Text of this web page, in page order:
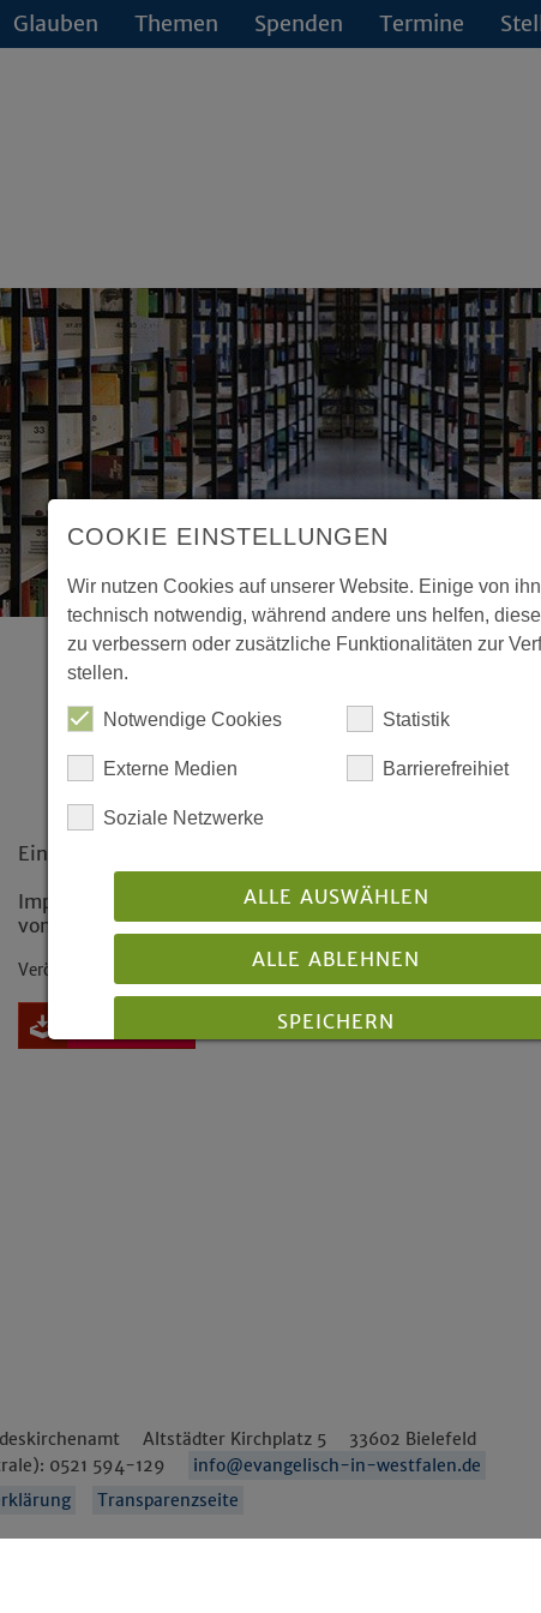
Glauben Themen Spenden Termine
»Suchet, so
Ein Grundangebot der Gemeinde
Impulse für Interessierte, Engagierte und
vom Westfälischen Verband für Kindergottesdienst
Veröffentlicht: 01/2004
Altstädter Kirchplatz 5 33602 Bielefeld
0521 594-129
info@evangelisch-in-westfalen.de
Transparenzseite
COOKIE EINSTELLUNGEN
Wir nutzen Cookies auf unserer Website. Einige von
technisch notwendig, während andere uns helfen,
zu verbessern oder zusätzliche Funktionalitäten zur
stellen.
Notwendige Cookies Statistik
Externe Medien Barrierefreihiet
Soziale Netzwerke
ALLE AUSWÄHLEN
ALLE ABLEHNEN
SPEICHERN